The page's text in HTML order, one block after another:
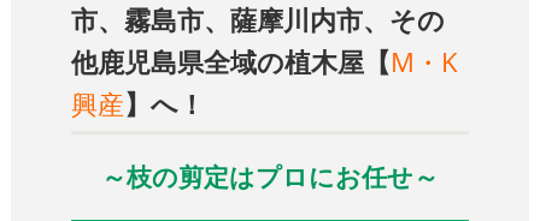
市、霧島市、薩摩川内市、その
他鹿児島県全域の植木屋【M・K
興産】へ！
～枝の剪定はプロにお任せ～